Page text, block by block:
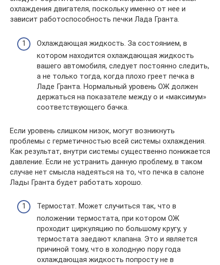
охлаждения двигателя, поскольку именно от нее и
зависит работоспособность печки Лада Гранта.
Охлаждающая жидкость. За состоянием, в
котором находится охлаждающая жидкость
вашего автомобиля, следует постоянно следить,
а не только тогда, когда плохо греет печка в
Ладе Гранта. Нормальный уровень ОЖ должен
держаться на показателе между о и «максимум»
соответствующего бачка.
Если уровень слишком низок, могут возникнуть
проблемы с герметичностью всей системы охлаждения.
Как результат, внутри системы существенно понижается
давление. Если не устранить данную проблему, в таком
случае нет смысла надеяться на то, что печка в салоне
Лады Гранта будет работать хорошо.
Термостат. Может случиться так, что в
положении термостата, при котором ОЖ
проходит циркуляцию по большому кругу, у
термостата заедают клапана. Это и является
причиной тому, что в холодную пору года
охлаждающая жидкость попросту не в